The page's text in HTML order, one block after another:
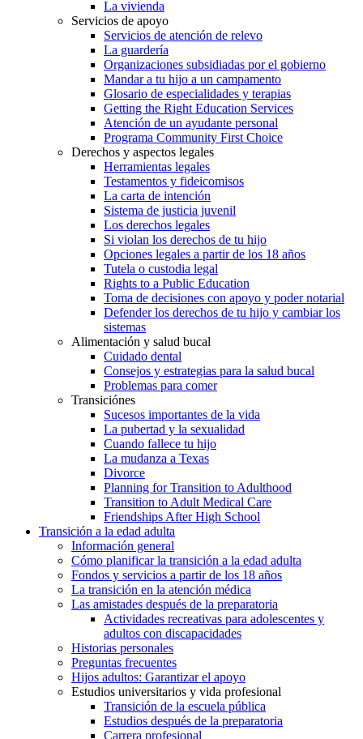
La vivienda
Servicios de apoyo
Servicios de atención de relevo
La guardería
Organizaciones subsidiadas por el gobierno
Mandar a tu hijo a un campamento
Glosario de especialidades y terapias
Getting the Right Education Services
Atención de un ayudante personal
Programa Community First Choice
Derechos y aspectos legales
Herramientas legales
Testamentos y fideicomisos
La carta de intención
Sistema de justicia juvenil
Los derechos legales
Si violan los derechos de tu hijo
Opciones legales a partir de los 18 años
Tutela o custodia legal
Rights to a Public Education
Toma de decisiones con apoyo y poder notarial
Defender los derechos de tu hijo y cambiar los
sistemas
Alimentación y salud bucal
Cuidado dental
Consejos y estrategias para la salud bucal
Problemas para comer
Transiciónes
Sucesos importantes de la vida
La pubertad y la sexualidad
Cuando fallece tu hijo
La mudanza a Texas
Divorce
Planning for Transition to Adulthood
Transition to Adult Medical Care
Friendships After High School
Transición a la edad adulta
Información general
Cómo planificar la transición a la edad adulta
Fondos y servicios a partir de los 18 años
La transición en la atención médica
Las amistades después de la preparatoria
Actividades recreativas para adolescentes y
adultos con discapacidades
Historias personales
Preguntas frecuentes
Hijos adultos: Garantizar el apoyo
Estudios universitarios y vida profesional
Transición de la escuela pública
Estudios después de la preparatoria
Carrera profesional